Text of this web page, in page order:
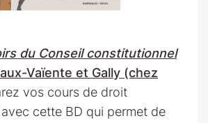
du Conseil constitutionnel
Vaïente et Gally (chez
vos cours de droit
cette BD qui permet de